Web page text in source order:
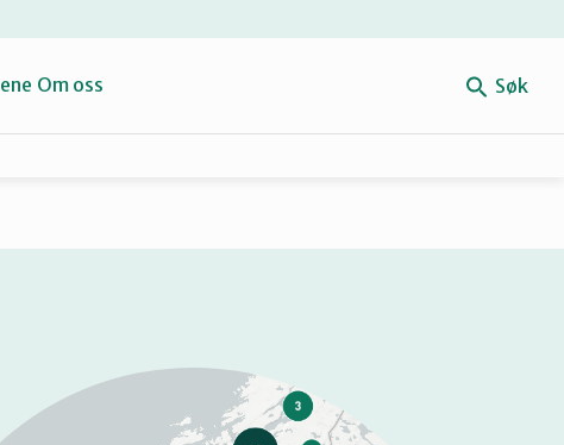
Retten til reparasjon
Om oss Søk